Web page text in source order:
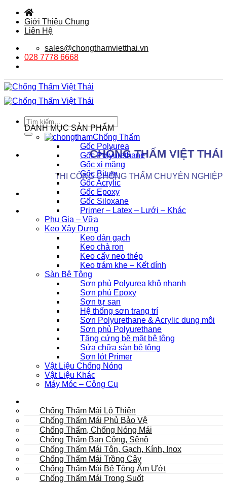
qua
Giới Thiệu Chung
Liên Hệ
sales@chongthamvietthai.vn
028 7778 6668
Tìm
kiếm:
CHỐNG THẤM VIỆT THÁI
THI CÔNG CHỐNG THẤM CHUYÊN NGHIỆP
DANH MỤC SẢN PHẨM
Chống Thấm
Gốc Polyurea
Gốc Polyurethane
Gốc xi măng
Gốc Bitum
Gốc Acrylic
Gốc Epoxy
Gốc Siloxane
Primer – Latex – Lưới – Khác
Phụ Gia – Vữa
Keo Xây Dựng
Keo dán gạch
Keo chà ron
Keo cấy neo thép
Keo trám khe – Kết dính
Sàn Bê Tông
Sơn phủ Polyurea khô nhanh
Sơn phủ Epoxy
Sơn tự san
Hệ thống sơn trang trí
Sơn Polyurethane & Acrylic dung môi
Sơn phủ Polyurethane
Tăng cứng bề mặt bê tông
Sửa chữa sàn bê tông
Sơn lót Primer
Vật Liệu Chống Nóng
Vật Liệu Khác
Máy Móc – Công Cụ
Chống Thấm Mái Lộ Thiên
Chống Thấm Mái Phủ Bảo Vệ
Chống Thấm, Chống Nóng Mái
Chống Thấm Ban Công, Sênô
Chống Thấm Mái Tôn, Gạch, Kính, Inox
Chống Thấm Mái Trồng Cây
Chống Thấm Mái Bê Tông Ẩm Ướt
Chống Thấm Mái Trong Suốt